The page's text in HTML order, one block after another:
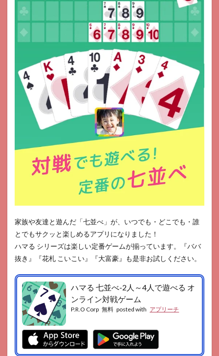
家族や友達と遊んだ「七並べ」が、いつでも・どこでも・誰
とでもサクッと楽しめるアプリになりました！
ハマる シリーズは楽しい定番ゲームが揃っています。『ババ
抜き』『花札 こいこい』『大富豪』も是非お試しください。
ハマる 七並べ-2人～4人で遊べる オ
ンライン対戦ゲーム
P.R.O Corp 無料 posted with アプリーチ